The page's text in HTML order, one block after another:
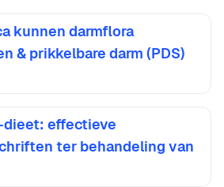
kunnen darmflora
& prikkelbare darm (PDS)
dieet: effectieve
ter behandeling van